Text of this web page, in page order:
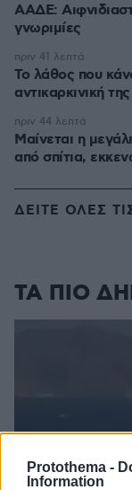
Protothema -
Information
ΑΑΔΕ:
γνωριμίες
Το λάθος που
αντικαρκινική
πριν 41 λεπτά
Μαίνεται η
από σπίτια,
πριν 44 λεπτά
ΔΕΙΤΕ ΟΛΕΣ
ΤΑ ΠΙΟ